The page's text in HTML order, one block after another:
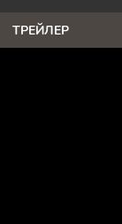
ТРЕЙЛЕР